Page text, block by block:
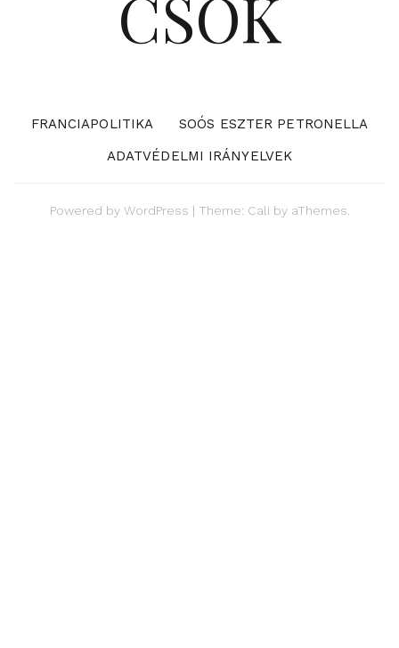
FRANCIAPOLITIKA
SOÓS ESZTER PETRONELLA
ADATVÉDELMI IRÁNYELVEK
Powered by WordPress | Theme: Cali by aThemes.